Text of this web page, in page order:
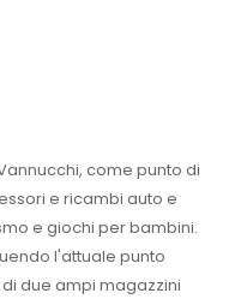
come punto di
e ricambi auto e
e giochi per bambini.
l'attuale punto
due ampi magazzini